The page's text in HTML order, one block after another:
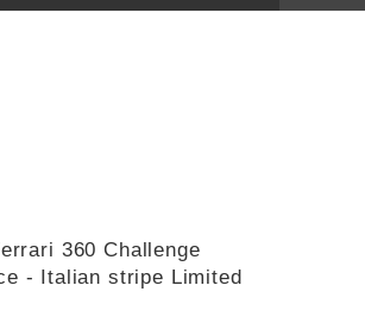
360 Challenge
- Italian stripe Limited